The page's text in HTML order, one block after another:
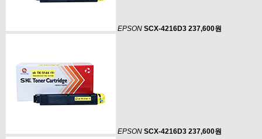
EPSON SCX-4216D3 237,600원
EPSON SCX-4216D3 237,600원